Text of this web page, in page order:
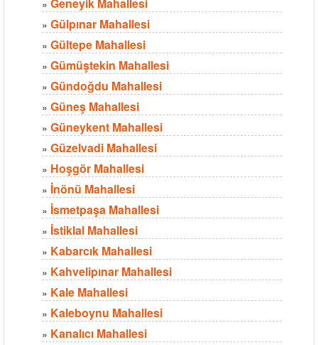
»
» Gülpınar Mahallesi
» Gültepe Mahallesi
» Gümüştekin Mahallesi
» Gündoğdu Mahallesi
» Güneş Mahallesi
» Güneykent Mahallesi
» Güzelvadi Mahallesi
» Hoşgör Mahallesi
» İnönü Mahallesi
» İsmetpaşa Mahallesi
» İstiklal Mahallesi
» Kabarcık Mahallesi
» Kahvelipınar Mahallesi
» Kale Mahallesi
» Kaleboynu Mahallesi
» Kanalıcı Mahallesi